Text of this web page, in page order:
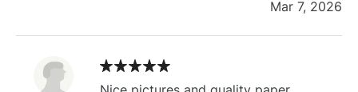
Mar 7, 2026